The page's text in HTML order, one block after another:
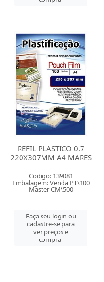
REFIL PLASTICO 0.7
220X307MM A4 MARES
Código: 139081
Embalagem: Venda PT\100
Master CM\500
Faça seu login ou
cadastre-se para
ver preços e
comprar